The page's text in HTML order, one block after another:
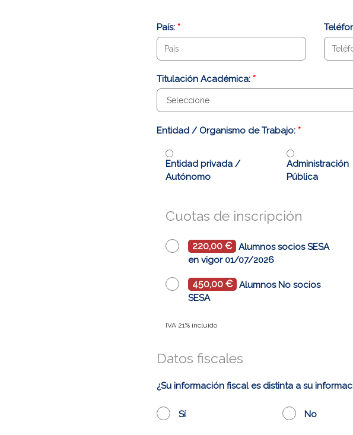
País: *
Titulación Académica: *
Entidad / Organismo de Trabajo: *
Entidad privada /
Autónomo
Administración
Pública
Cuotas de inscripción
220,00 € Alumnossocios SESA
en vigor 01/07/2026
450,00 € Alumnos No socios
SESA
IVA 21% incluido
Datos fiscales
¿Su información fiscal es distinta a su
Sí No